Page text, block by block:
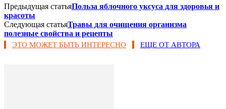
Предыдущая статьяПольза яблочного уксуса для здоровья и
красоты
Следующая статьяТравы для очищения организма
полезные свойства и рецепты
ЭТО МОЖЕТ БЫТЬ ИНТЕРЕСНО ЕЩЕ ОТ АВТОРА